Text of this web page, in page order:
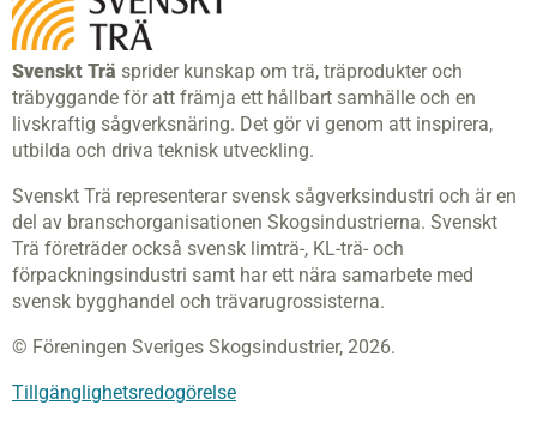
Svenskt Trä sprider kunskap om trä, träprodukter och
träbyggande för att främja ett hållbart samhälle och en
livskraftig sågverksnäring. Det gör vi genom att inspirera,
utbilda och driva teknisk utveckling.
Svenskt Trä representerar svensk sågverksindustri och är en
del av branschorganisationen Skogsindustrierna. Svenskt
Trä företräder också svensk limträ-, KL-trä- och
förpackningsindustri samt har ett nära samarbete med
svensk bygghandel och trävarugrossisterna.
© Föreningen Sveriges Skogsindustrier, 2026.
Tillgänglighetsredogörelse